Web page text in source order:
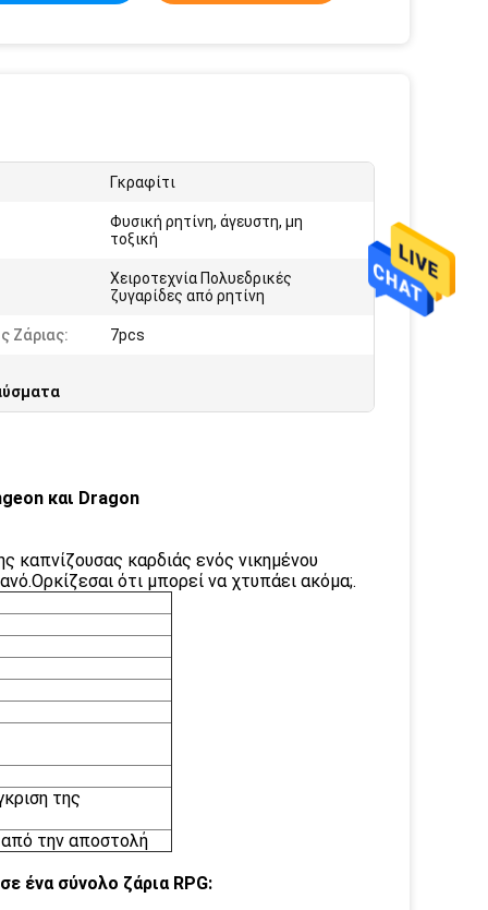
Γκραφίτι
Φυσική ρητίνη, άγευστη, μη
τοξική
Χειροτεχνία Πολυεδρικές
ζυγαρίδες από ρητίνη
Ζάριας: 7pcs
και Dragon
καπνίζουσας καρδιάς ενός νικημένου
ότι μπορεί να χτυπάει ακόμα;.
της
την αποστολή
ένα σύνολο ζάρια RPG: